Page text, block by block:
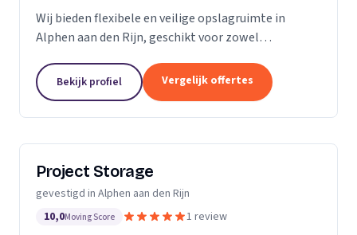
Wij bieden flexibele en veilige opslagruimte in
Alphen aan den Rijn, geschikt voor zowel
Bekijk profiel Vergelijk offertes
Project Storage
gevestigd in Alphen aan den Rijn
10,0Moving Score 1 review